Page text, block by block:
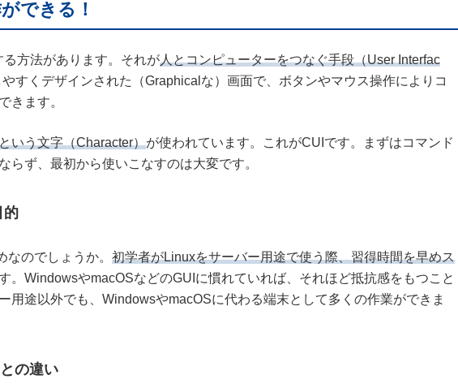
できる！
方法があります。それが人とコンピューターをつなぐ手段（User Interfac
すくデザインされた（Graphicalな）画面で、ボタンやマウス操作によりコ
きます。
いう文字（Character）が使われています。これがCUIです。まずはコマンド
らず、最初から使いこなすのは大変です。
的
のでしょうか。 初学者がLinuxをサーバー用途で使う際、習得時間を早めス
。WindowsやmacOSなどのGUIに慣れていれば、それほど抵抗感をもつこと
用途以外でも、WindowsやmacOSに代わる端末として多くの作業ができま
の違い